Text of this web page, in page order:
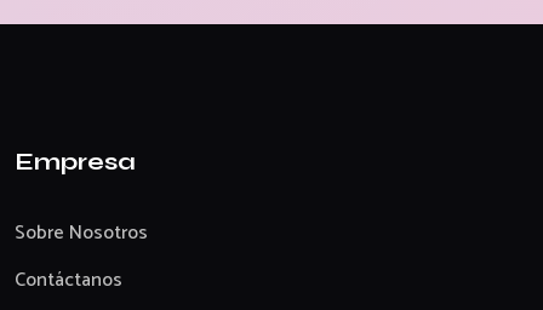
Empresa
Sobre Nosotros
Contáctanos